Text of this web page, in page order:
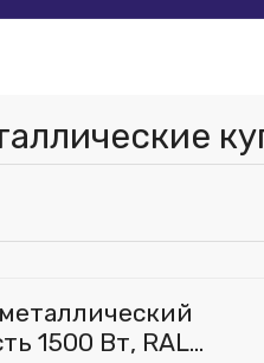
1500 Вт, RAL